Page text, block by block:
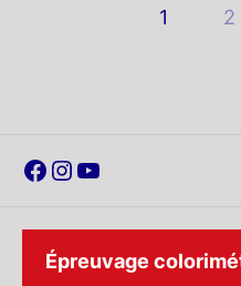
Pagination
1 2
Facebook
Instagram
YouTube
Épreuvage